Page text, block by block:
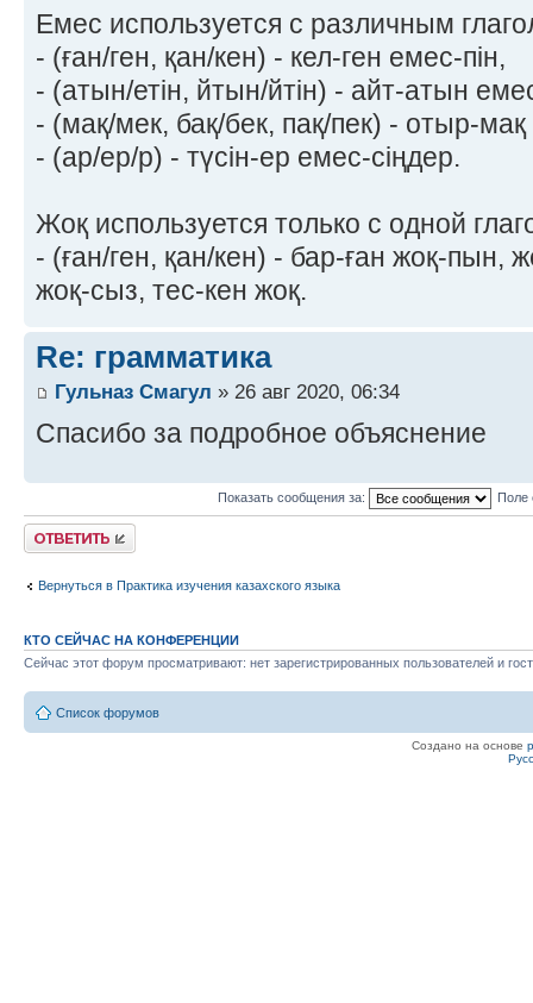
Емес используется с различным
- (ған/ген, қан/кен) - кел-ген емес-пін,
- (атын/етін, йтын/йтін) - айт-атын
- (мақ/мек, бақ/бек, пақ/пек) - отыр-мақ
- (ар/ер/р) - түсін-ер емес-сіңдер.
Жоқ используется только с одной
- (ған/ген, қан/кен) - бар-ған жоқ-пын,
жоқ-сыз, тес-кен жоқ.
Re: грамматика
Гульназ Смагул » 26 авг 2020, 06:34
Спасибо за подробное объяснение
Показать сообщения за: Поле
Ответить
Вернуться в Практика изучения казахского языка
КТО СЕЙЧАС НА КОНФЕРЕНЦИИ
Сейчас этот форум просматривают: нет зарегистрированных пользователей и
Список форумов
Создано на основе